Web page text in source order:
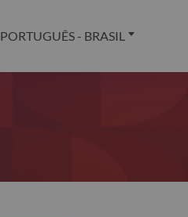
PORTUGUÊS - BRASIL